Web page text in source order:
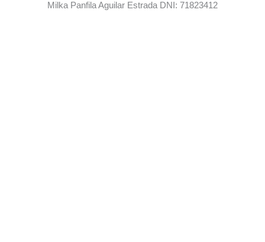
Milka Panfila Aguilar Estrada DNI: 71823412